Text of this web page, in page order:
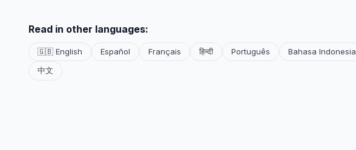
Read in other languages:
🇬🇧 English Español Français हिन्दी Português Bahasa Indonesia
中文